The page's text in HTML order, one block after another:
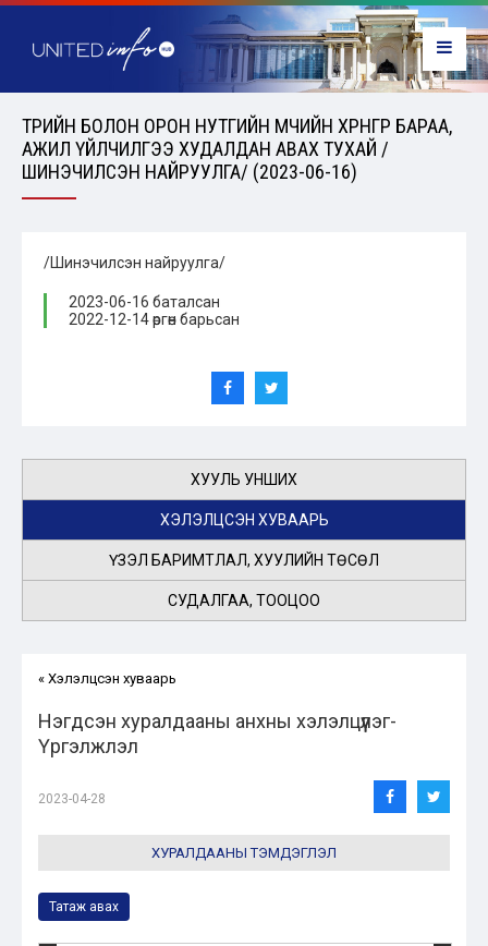
ТӨРИЙН БОЛОН ОРОН НУТГИЙН ӨМЧИЙН ХӨРӨНГӨӨР БАРАА,
АЖИЛ ҮЙЛЧИЛГЭЭ ХУДАЛДАН АВАХ ТУХАЙ /
ШИНЭЧИЛСЭН НАЙРУУЛГА/ (2023-06-16)
/Шинэчилсэн найруулга/
2023-06-16 баталсан
2022-12-14 өргөн барьсан
ХУУЛЬ УНШИХ
ХЭЛЭЛЦСЭН ХУВААРЬ
ҮЗЭЛ БАРИМТЛАЛ, ХУУЛИЙН ТӨСӨЛ
СУДАЛГАА, ТООЦОО
« Хэлэлцсэн хуваарь
Нэгдсэн хуралдааны анхны хэлэлцүүлэг-
Үргэлжлэл
2023-04-28
ХУРАЛДААНЫ ТЭМДЭГЛЭЛ
Татаж авах